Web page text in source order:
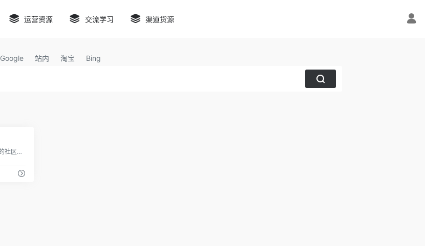
运营资源 交流学习 渠道货源
Google 站内 淘宝 Bing
童装买家秀是一个专注于童装买家秀的社区平台，为童装爱好者和商家提供了一个展示和分享的空间。